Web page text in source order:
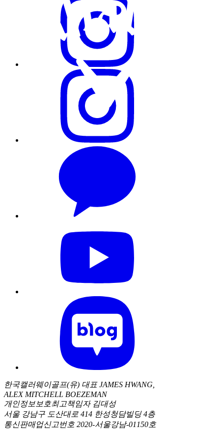
한국캘러웨이골프(유) 대표 JAMES HWANG,
ALEX MITCHELL BOEZEMAN
개인정보보호최고책임자 김대성
서울 강남구 도산대로 414 한성청담빌딩 4층
통신판매업신고번호 2020-서울강남-01150호